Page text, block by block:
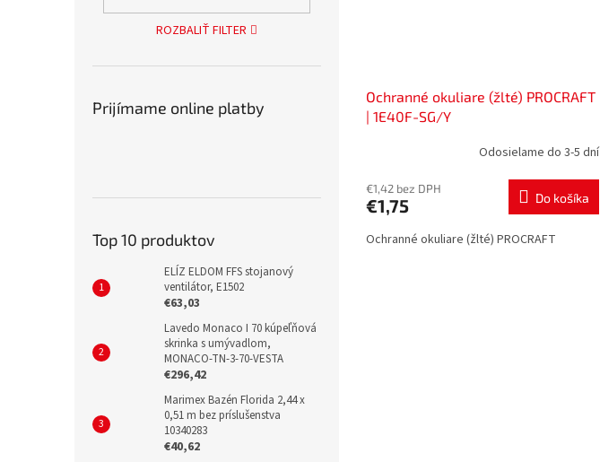
ROZBALIŤ FILTER
Prijímame online platby
Top 10 produktov
ELÍZ ELDOM FFS stojanový
ventilátor, E1502
€63,03
Lavedo Monaco I 70 kúpeľňová
skrinka s umývadlom,
MONACO-TN-3-70-VESTA
€296,42
Marimex Bazén Florida 2,44 x
0,51 m bez príslušenstva
10340283
€40,62
Ochranné okuliare (žlté) PROCRAFT
| 1E40F-SG/Y
Odosielame do 3-5 dní
€1,42 bez DPH
€1,75 Do košíka
Ochranné okuliare (žlté) PROCRAFT